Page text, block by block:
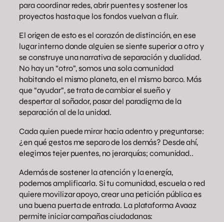
para coordinar redes, abrir puentes y sostener los
proyectos hasta que los fondos vuelvan a fluir.
El origen de esto es el corazón de distinción, en ese
lugar interno donde alguien se siente superior a otro y
se construye una narrativa de separación y dualidad.
No hay un “otro”, somos una sola comunidad
habitando el mismo planeta, en el mismo barco. Más
que “ayudar”, se trata de cambiar el sueño y
despertar al soñador, pasar del paradigma de la
separación al de la unidad.
Cada quien puede mirar hacia adentro y preguntarse:
¿en qué gestos me separo de los demás? Desde ahí,
elegimos tejer puentes, no jerarquías; comunidad..
Además de sostener la atención y la energía,
podemos amplificarla. Si tu comunidad, escuela o red
quiere movilizar apoyo, crear una petición pública es
una buena puerta de entrada. La plataforma Avaaz
permite iniciar campañas ciudadanas: